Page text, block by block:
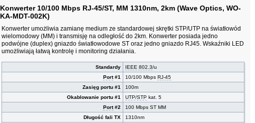
Konwerter 10/100 Mbps RJ-45/ST, MM 1310nm, 2km (Wave Optics, WO-
KA-MDT-002K)
Konwerter umożliwia zamianę medium ze standardowej skrętki STP/UTP na światłowód
wielomodowy (MM) i transmisję na odległość do 2km. Konwerter posiada jedno
podwójne (duplex) gniazdo światłowodowe ST oraz jedno gniazdo RJ45. Wskaźniki LED
umożliwiają łatwą kontrolę i monitoring działania.
Standardy IEEE 802.3/u
Port#1 10/100 Mbps RJ-45
Zasięg portu #1
100m
Okablowanie portu #1
UTP/STP kat. 5
Port#2
100 Mbps ST MM
Długość fali TX
1310nm